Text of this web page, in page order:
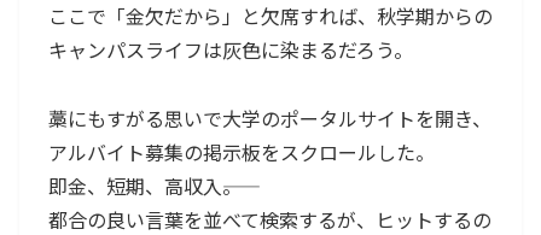
ここで「金欠だから」と欠席すれば、秋学期からの
キャンパスライフは灰色に染まるだろう。
藁にもすがる思いで大学のポータルサイトを開き、
アルバイト募集の掲示板をスクロールした。
即金、短期、高収入――。
都合の良い言葉を並べて検索するが、ヒットするの